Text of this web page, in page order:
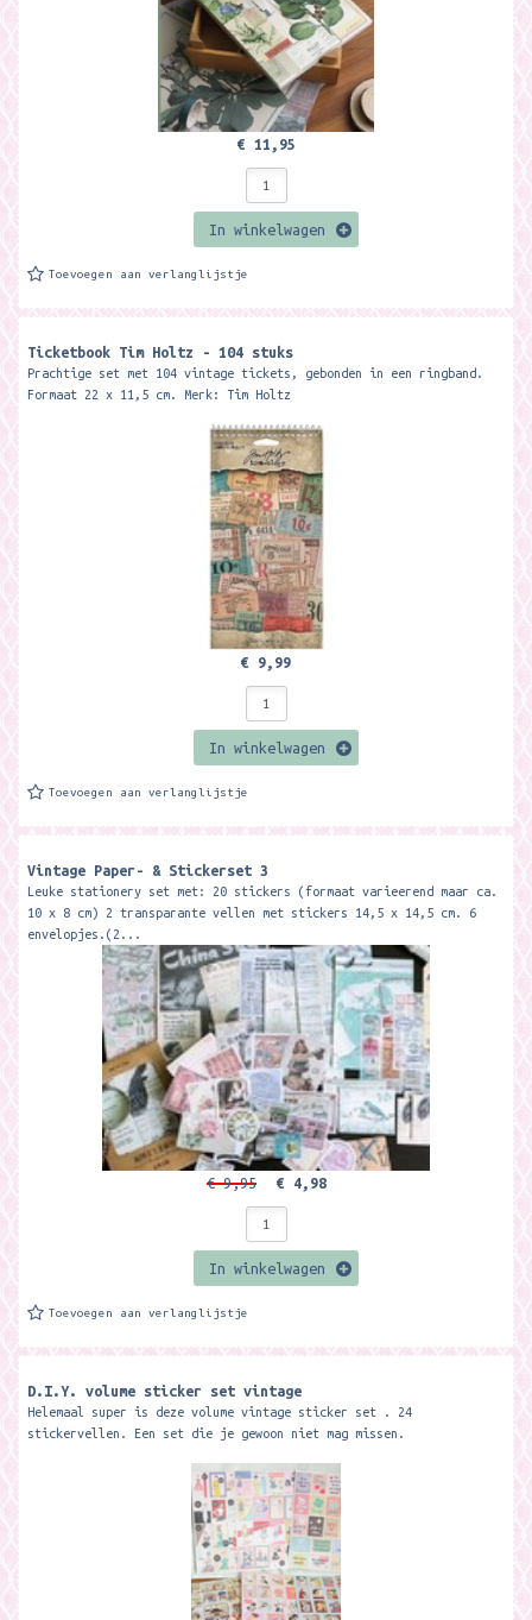
€ 11,95
In winkelwagen
Toevoegen aan verlanglijstje
Ticketbook Tim Holtz - 104 stuks
Prachtige set met 104 vintage tickets, gebonden in een ringband.
Formaat 22 x 11,5 cm. Merk: Tim Holtz
€ 9,99
In winkelwagen
Toevoegen aan verlanglijstje
Vintage Paper- & Stickerset 3
Leuke stationery set met: 20 stickers (formaat varieerend maar ca.
10 x 8 cm) 2 transparante vellen met stickers 14,5 x 14,5 cm. 6
envelopjes.(2...
€ 9,95 € 4,98
In winkelwagen
Toevoegen aan verlanglijstje
D.I.Y. volume sticker set vintage
Helemaal super is deze volume vintage sticker set . 24
stickervellen. Een set die je gewoon niet mag missen.